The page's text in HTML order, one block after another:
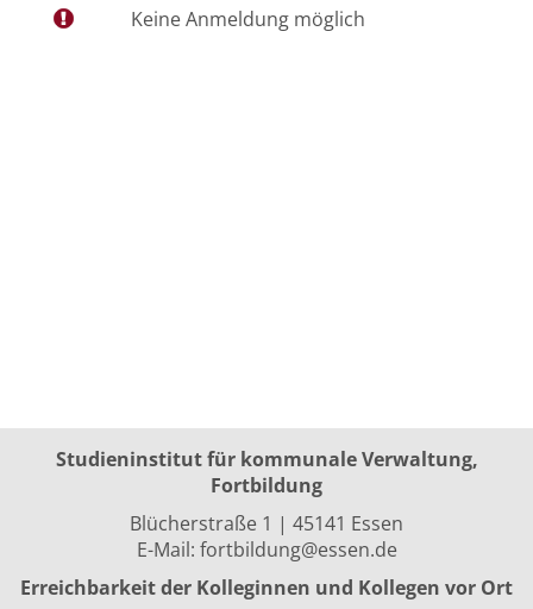
Keine Anmeldung möglich
Studieninstitut für kommunale Verwaltung,
Fortbildung
Blücherstraße 1 | 45141 Essen
E-Mail: fortbildung@essen.de
Erreichbarkeit der Kolleginnen und Kollegen vor Ort